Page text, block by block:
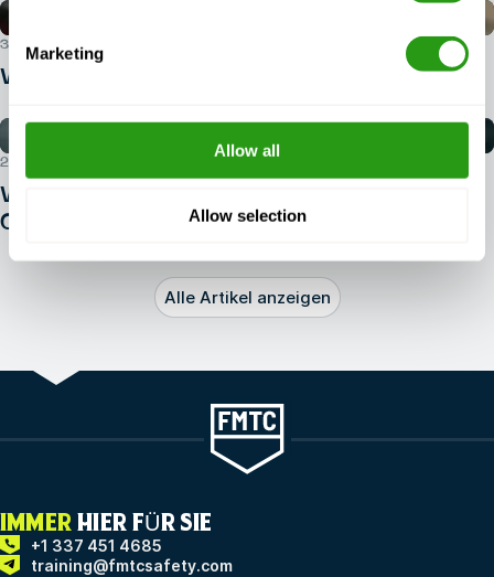
Marketing
Allow all
Allow selection
30. JULI 2026
Wie buche ich einen BOSIET-Kurs?
29. JULI 2026
Wie steigt man in den Bereich der
Offshore-Sicherheit ein?
Alle Artikel anzeigen
IMMER HIER FÜR SIE
+1 337 451 4685
training@fmtcsafety.com